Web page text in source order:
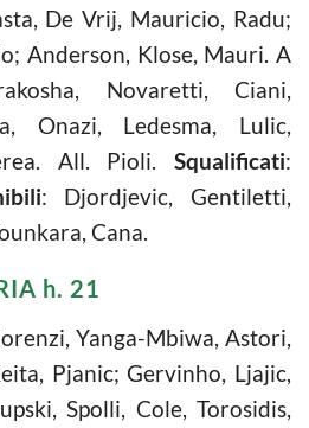
De Vrij, Mauricio, Radu;
Anderson, Klose, Mauri. A
Novaretti, Ciani,
Onazi, Ledesma, Lulic,
All. Pioli. Squalificati:
: Djordjevic, Gentiletti,
Cana.
h. 21
Yanga-Mbiwa, Astori,
Pjanic; Gervinho, Ljajic,
Spolli, Cole, Torosidis,